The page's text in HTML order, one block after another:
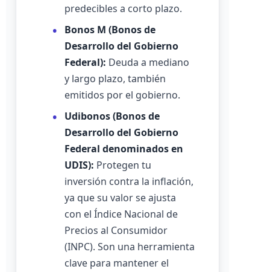
predecibles a corto plazo.
Bonos M (Bonos de
Desarrollo del Gobierno
Federal): Deuda a mediano
y largo plazo, también
emitidos por el gobierno.
Udibonos (Bonos de
Desarrollo del Gobierno
Federal denominados en
UDIS): Protegen tu
inversión contra la inflación,
ya que su valor se ajusta
con el Índice Nacional de
Precios al Consumidor
(INPC). Son una herramienta
clave para mantener el